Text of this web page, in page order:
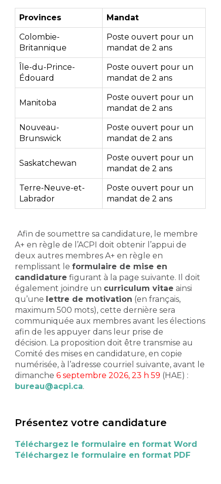
Provinces Mandat
Colombie-
Britannique
Poste ouvert pour un
mandat de 2 ans
Île-du-Prince-
Édouard
Poste ouvert pour un
mandat de 2 ans
Manitoba
Poste ouvert pour un
mandat de 2 ans
Nouveau-
Brunswick
Poste ouvert pour un
mandat de 2 ans
Saskatchewan
Poste ouvert pour un
mandat de 2 ans
Terre-Neuve-et-
Labrador
Poste ouvert pour un
mandat de 2 ans
Afin de soumettre sa candidature, le membre
A+ en règle de l’ACPI doit obtenir l’appui de
deux autres membres A+ en règle en
remplissant leformulaire de mise en
candidature figurant à la page suivante. Il doit
également joindre un curriculum vitae ainsi
qu’une lettre de motivation (en français,
maximum 500 mots), cette dernière sera
communiquée aux membres avant les élections
afin de les appuyer dans leur prise de
décision. La proposition doit être transmise au
Comité des mises en candidature, en copie
numérisée, à l’adresse courriel suivante, avant le
dimanche6 septembre 2026, 23 h 59 (HAE) :
bureau@acpi.ca.
Présentez votre candidature
Téléchargez le formulaire en format Word
Téléchargez le formulaire en format PDF